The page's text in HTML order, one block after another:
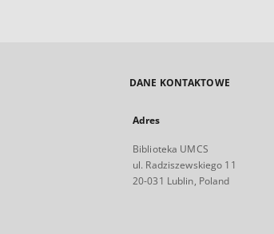
DANE KONTAKTOWE
Adres
Biblioteka UMCS
ul. Radziszewskiego 11
20-031 Lublin, Poland